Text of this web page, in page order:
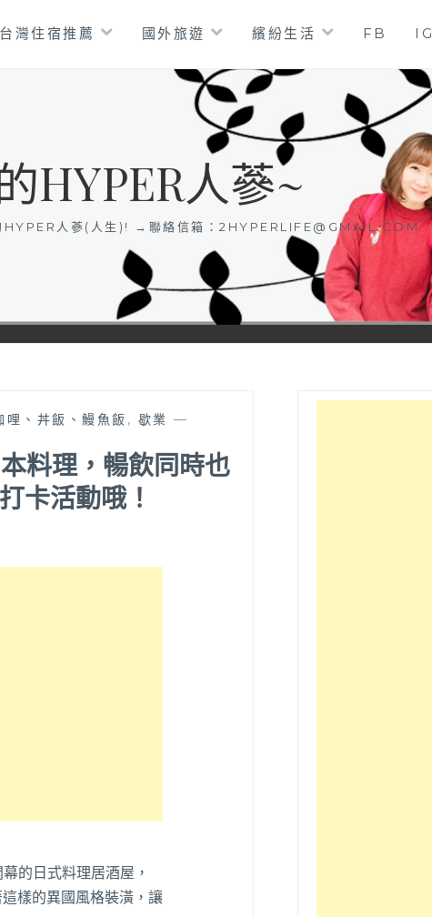
台灣住宿推薦 國外旅遊 繽紛生活 FB IG
HYPER人蔘~
HYPER人蔘(人生)! →聯絡信箱： 2HYPERLIFE@GMAIL.COM
、丼飯、鰻魚飯 , 歇業 —
料理，暢飲同時也
卡活動哦！
的日式料理居酒屋，
樣的異國風格裝潢，讓